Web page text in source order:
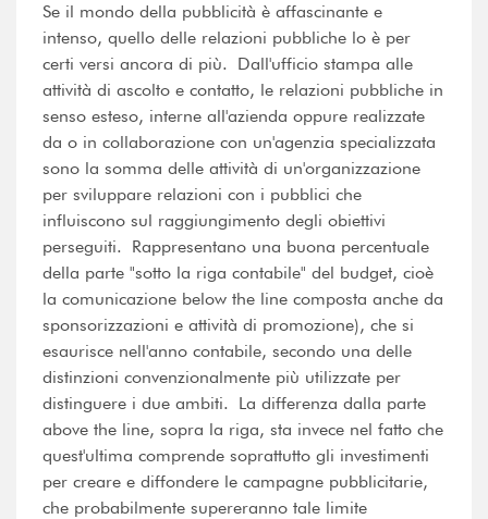
Se il mondo della pubblicità è affascinante e
intenso, quello delle relazioni pubbliche lo è per
certi versi ancora di più. Dall'ufficio stampa alle
attività di ascolto e contatto, le relazioni pubbliche in
senso esteso, interne all'azienda oppure realizzate
da o in collaborazione con un'agenzia specializzata
sono la somma delle attività di un'organizzazione
per sviluppare relazioni con i pubblici che
influiscono sul raggiungimento degli obiettivi
perseguiti. Rappresentano una buona percentuale
della parte "sotto la riga contabile" del budget, cioè
la comunicazione below the line composta anche da
sponsorizzazioni e attività di promozione), che si
esaurisce nell'anno contabile, secondo una delle
distinzioni convenzionalmente più utilizzate per
distinguere i due ambiti. La differenza dalla parte
above the line, sopra la riga, sta invece nel fatto che
quest'ultima comprende soprattutto gli investimenti
per creare e diffondere le campagne pubblicitarie,
che probabilmente supereranno tale limite